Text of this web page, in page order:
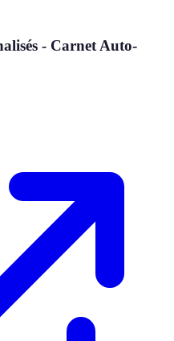
- Carnet Auto-